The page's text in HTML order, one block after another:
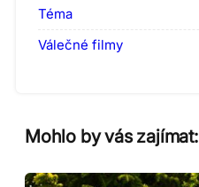
Téma
Válečné filmy
Mohlo by vás zajímat: